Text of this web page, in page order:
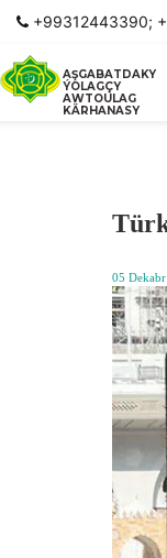
+99312443390;
AŞGABATDAKY
ÝOLAGÇY
AWTOULAG
KÄRHANASY
05